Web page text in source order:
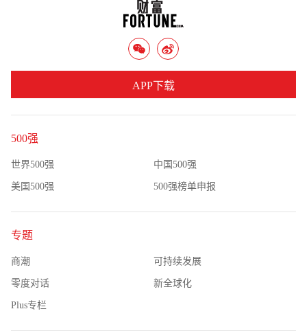
500强
世界500强 中国500强
美国500强 500强榜单申报
专题
商潮 可持续发展
零度对话 新全球化
Plus专栏
APP下载